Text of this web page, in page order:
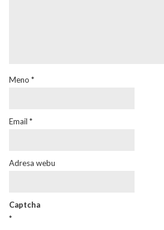
Meno *
Email *
Adresa webu
Captcha
*